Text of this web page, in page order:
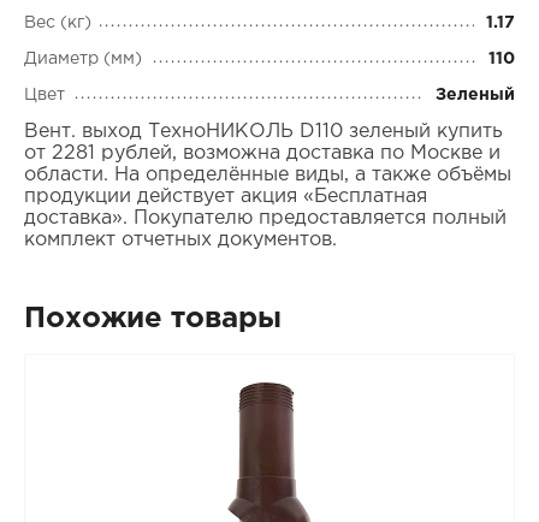
Вес (кг) 1.17
Диаметр (мм) 110
Цвет Зеленый
Вент. выход ТехноНИКОЛЬ D110 зеленый купить
от 2281 рублей, возможна доставка по Москве и
области. На определённые виды, а также объёмы
продукции действует акция «Бесплатная
доставка». Покупателю предоставляется полный
комплект отчетных документов.
Похожие товары